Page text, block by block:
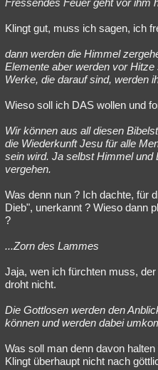
Fressendes Feuer geht vor ihm
Klingt gut, muss ich sagen, ich
dann werden die Himmel
Elemente aber werden vor
Werke, die darauf sind, werden
Wieso soll ich DAS wollen und
Wir können aus all diesen
die Wiederkunft Jesu für alle
sein wird. Ja selbst Himmel und
vergehen.
Was denn nun ? Ich dachte, für
Dieb", unerkannt ? Wieso dann
?
...Zorn des Lammes
Jaja, wen ich fürchten muss,
droht nicht.
Die Gottlosen werden den
können und werden dabei
Was soll man denn davon
Klingt überhaupt nicht nach